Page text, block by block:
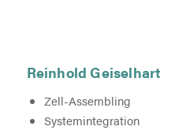
Reinhold Geiselhart
Zell-Assembling
Systemintegration